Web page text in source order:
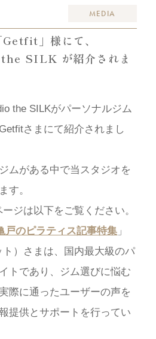
MEDIA
」様にて、
SILK が紹介されま
the SILKがパーソナルジム
さまにて紹介されまし
ムがある中で当スタジオを
す。
ジは以下をご覧ください。
戸のピラティス記事特集 」
）さまは、国内最大級のパ
トであり、ジム選びに悩む
際に通ったユーザーの声を
提供とサポートを行ってい